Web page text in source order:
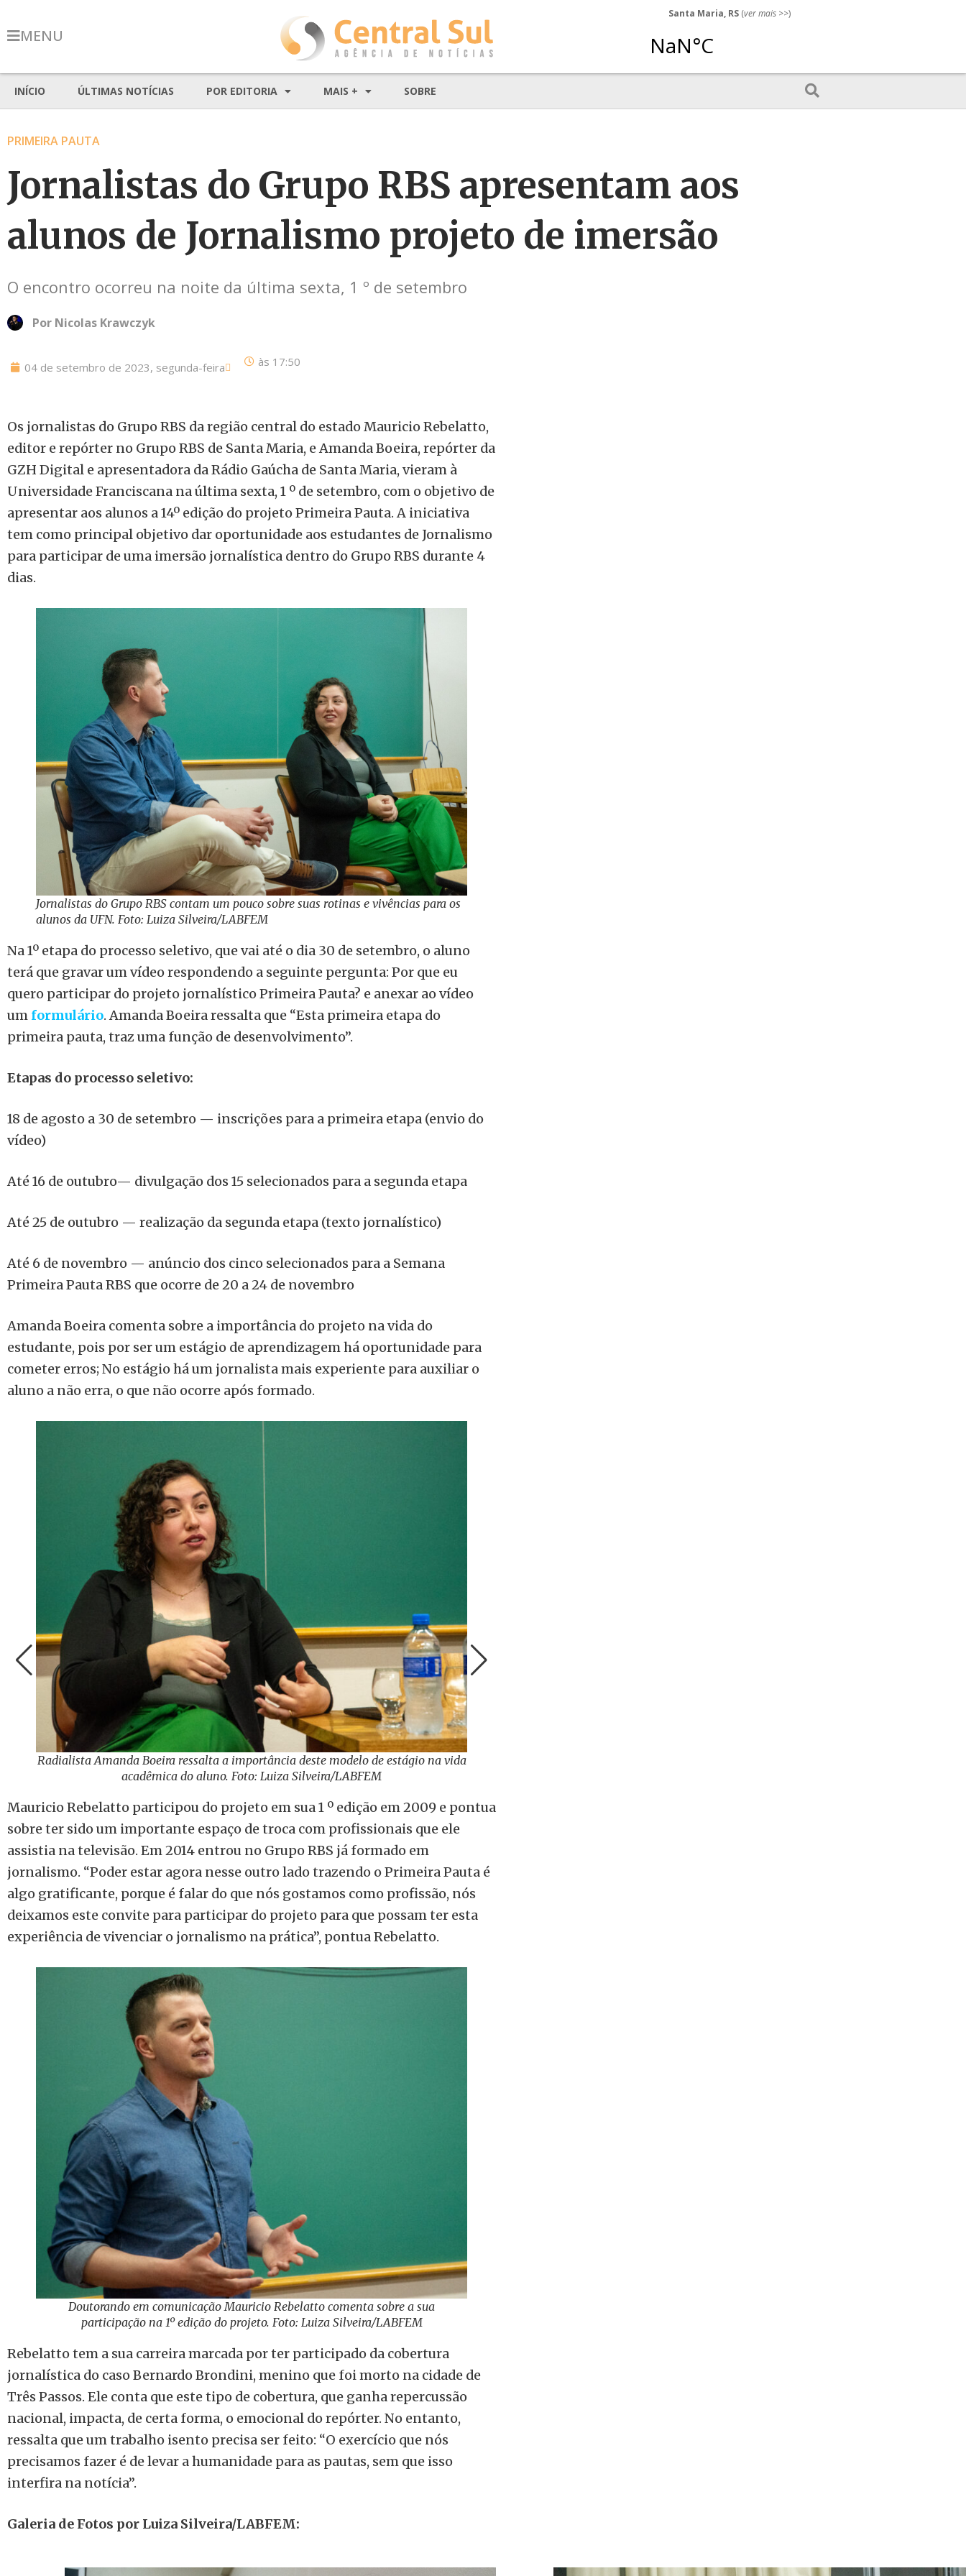
MENU
Santa Maria, RS (ver mais >>)
INÍCIO ÚLTIMAS NOTÍCIAS POR EDITORIA MAIS + SOBRE
PRIMEIRA PAUTA
Jornalistas do Grupo RBS apresentam aos
alunos de Jornalismo projeto de imersão
O encontro ocorreu na noite da última sexta, 1 º de setembro
Por Nicolas Krawczyk
04 de setembro de 2023, segunda-feira às 17:50
Os jornalistas do Grupo RBS da região central do estado Mauricio Rebelatto,
editor e repórter no Grupo RBS de Santa Maria, e Amanda Boeira, repórter da
GZH Digital e apresentadora da Rádio Gaúcha de Santa Maria, vieram à
Universidade Franciscana na última sexta, 1 º de setembro, com o objetivo de
apresentar aos alunos a 14º edição do projeto Primeira Pauta. A iniciativa
tem como principal objetivo dar oportunidade aos estudantes de Jornalismo
para participar de uma imersão jornalística dentro do Grupo RBS durante 4
dias.
Jornalistas do Grupo RBS contam um pouco sobre suas rotinas e vivências para os
alunos da UFN. Foto: Luiza Silveira/LABFEM
Na 1º etapa do processo seletivo, que vai até o dia 30 de setembro, o aluno
terá que gravar um vídeo respondendo a seguinte pergunta: Por que eu
quero participar do projeto jornalístico Primeira Pauta? e anexar ao vídeo
um formulário. Amanda Boeira ressalta que “Esta primeira etapa do
primeira pauta, traz uma função de desenvolvimento”.
Etapas do processo seletivo:
18 de agosto a 30 de setembro — inscrições para a primeira etapa (envio do
vídeo)
Até 16 de outubro— divulgação dos 15 selecionados para a segunda etapa
Até 25 de outubro — realização da segunda etapa (texto jornalístico)
Até 6 de novembro — anúncio dos cinco selecionados para a Semana
Primeira Pauta RBS que ocorre de 20 a 24 de novembro
Amanda Boeira comenta sobre a importância do projeto na vida do
estudante, pois por ser um estágio de aprendizagem há oportunidade para
cometer erros; No estágio há um jornalista mais experiente para auxiliar o
aluno a não erra, o que não ocorre após formado.
Radialista Amanda Boeira ressalta a importância deste modelo de estágio na vida
acadêmica do aluno. Foto: Luiza Silveira/LABFEM
Mauricio Rebelatto participou do projeto em sua 1 º edição em 2009 e pontua
sobre ter sido um importante espaço de troca com profissionais que ele
assistia na televisão. Em 2014 entrou no Grupo RBS já formado em
jornalismo. “Poder estar agora nesse outro lado trazendo o Primeira Pauta é
algo gratificante, porque é falar do que nós gostamos como profissão, nós
deixamos este convite para participar do projeto para que possam ter esta
experiência de vivenciar o jornalismo na prática”, pontua Rebelatto.
Doutorando em comunicação Mauricio Rebelatto comenta sobre a sua
participação na 1º edição do projeto. Foto: Luiza Silveira/LABFEM
Rebelatto tem a sua carreira marcada por ter participado da cobertura
jornalística do caso Bernardo Brondini, menino que foi morto na cidade de
Três Passos. Ele conta que este tipo de cobertura, que ganha repercussão
nacional, impacta, de certa forma, o emocional do repórter. No entanto,
ressalta que um trabalho isento precisa ser feito: “O exercício que nós
precisamos fazer é de levar a humanidade para as pautas, sem que isso
interfira na notícia”.
Galeria de Fotos por Luiza Silveira/LABFEM: